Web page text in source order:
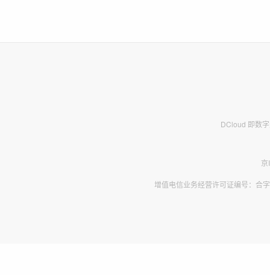
DCloud 即数
增值电信业务经营许可证编号：合